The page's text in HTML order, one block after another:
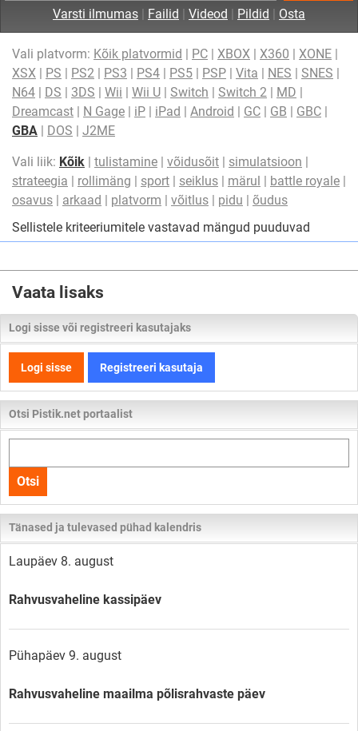
Varsti ilmumas | Failid | Videod | Pildid | Osta
Vali platvorm: Kõik platvormid | PC | XBOX | X360 | XONE |
XSX | PS | PS2 | PS3 | PS4 | PS5 | PSP | Vita | NES | SNES |
N64 | DS | 3DS | Wii | Wii U | Switch | Switch 2 | MD |
Dreamcast | N Gage | iP | iPad | Android | GC | GB | GBC |
GBA | DOS | J2ME
Vali liik: Kõik | tulistamine | võidusõit | simulatsioon |
strateegia | rollimäng | sport | seiklus | märul | battle royale |
osavus | arkaad | platvorm | võitlus | pidu | õudus
Sellistele kriteeriumitele vastavad mängud puuduvad
Vaata lisaks
Logi sisse või registreeri kasutajaks
Logi sisse Registreeri kasutaja
Otsi Pistik.net portaalist
kogu
lehelt
Otsi
Tänased ja tulevased pühad kalendris
Laupäev 8. august
Rahvusvaheline kassipäev
Pühapäev 9. august
Rahvusvaheline maailma põlisrahvaste päev